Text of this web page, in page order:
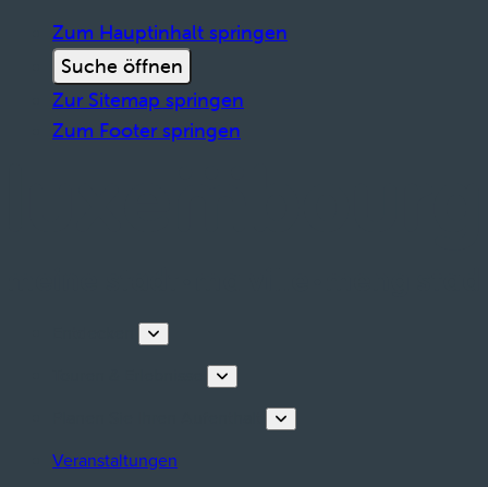
Zum Hauptinhalt springen
Suche öffnen
Zur Sitemap springen
Zum Footer springen
Veranstaltungen